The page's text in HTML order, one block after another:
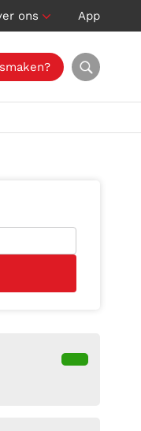
ons App